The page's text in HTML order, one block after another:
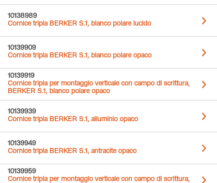
10138989
Cornice tripla BERKER S.1, bianco polare lucido
10139909
Cornice tripla BERKER S.1, bianco polare opaco
10139919
Cornice tripla per montaggio verticale con campo di scrittura,
BERKER S.1, bianco polare opaco
10139939
Cornice tripla BERKER S.1, alluminio opaco
10139949
Cornice tripla BERKER S.1, antracite opaco
10139959
Cornice tripla per montaggio verticale con campo di scrittura,